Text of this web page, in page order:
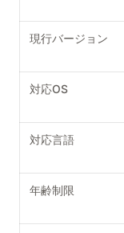
現行バージョン
対応OS
対応言語
年齢制限